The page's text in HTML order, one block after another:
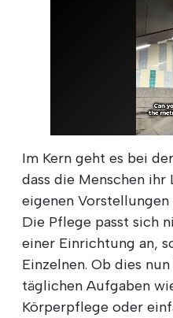
Im Kern geht es bei
dass die Menschen ihr
eigenen
Die Pflege passt sich
einer Einrichtung an,
Einzelnen. Ob dies
täglichen Aufgaben
Körperpflege oder